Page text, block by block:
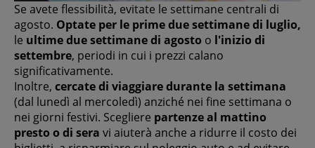
Se avete flessibilità, evitate le settimane centrali di
agosto. Optate per le prime due settimane di luglio,
le ultime due settimane di agosto o l'inizio di
settembre, periodi in cui i prezzi calano
significativamente.
Inoltre, cercate di viaggiare durante la settimana
(dal lunedì al mercoledì) anziché nei fine settimana o
nei giorni festivi. Scegliere partenze al mattino
presto o di sera vi aiuterà anche a ridurre il costo dei